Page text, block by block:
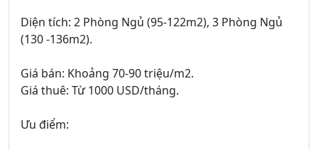
Diện tích: 2 Phòng Ngủ (95-122m2), 3 Phòng Ngủ
(130 -136m2).
Giá bán: Khoảng 70-90 triệu/m2.
Giá thuê: Từ 1000 USD/tháng.
Ưu điểm: